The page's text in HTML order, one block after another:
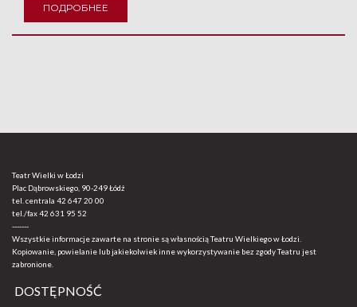
ПОДРОБНЕЕ
Teatr Wielki w Łodzi
Plac Dąbrowskiego, 90-249 Łódź
tel. centrala 42 647 20 00
tel./fax42 631 95 52
-------
Wszystkie informacje zawarte na stronie są własnością Teatru Wielkiego w Łodzi.
Kopiowanie, powielanie lub jakiekolwiek inne wykorzystywanie bez zgody Teatru jest
zabronione.
DOSTĘPNOŚĆ